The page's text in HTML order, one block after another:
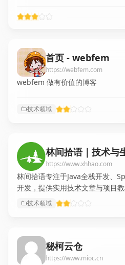
首页 - webfem
https://webfem.com
webfem 做有价值的博客
技术领域
林间拾语｜技术与
https://www.xhhao.com
林间拾语专注于Java全栈开发、
开发，提供实用技术文章与项目
故事，打造技术与生活交织的综
与灵感启发。
技术领域
秘柯云仓
https://www.mioc.cn